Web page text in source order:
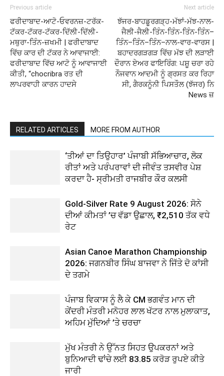
Previous article
ਫਰੀਦਾਬਾਦ-ਆਟੋ-ਓਵਰਨਜ਼-ਟਰੱਕ-
ਟੱਕਰ-ਟੱਕਰ-ਟੱਕਰ-ਦਿੱਲੀ-ਦਿੱਲੀ-
ਮਥੁਰਾ-ਤਿੰਨ-ਜ਼ਖਮੀ | ਫਰੀਦਾਬਾਦ
ਵਿੱਚ ਕਾਰ ਦੀ ਟੱਕਰ ਨੇ ਆਵਾਜਾਈ:
ਫਰੀਦਾਬਾਦ ਵਿੱਚ ਆਟੋ ਨੂੰ ਆਵਾਜਾਈ
ਕੀਤੀ, “chocribra ਰਤ ਦੀ
ਲਾਪਰਵਾਹੀ ਕਾਰਨ ਹਾਦਸੇ
Next article
ਝੱਜਰ-ਬਾਹਡੂਰਗੜ੍ਹ-ਮੱਝਾਂ-ਮੱਝ-ਨਾਲ-
ਜੈਲੀ-ਜੈਲੀ-ਤਿੰਨ-ਤਿੰਨ-ਤਿੰਨ-ਤਿੰਨ–
ਤਿੰਨ–ਤਿੰਨ–ਤਿੰਨ–ਨਾਲ-ਵਾਰ-ਵਾਰਸ |
ਬਹਾਦਰਗੜਗੜ ਵਿੱਚ ਮੱਝ ਦੀ ਲੜਾਈ
ਦੌਰਾਨ ਏਅਰ ਫਾਇਰਿੰਗ: ਪਸ਼ੂ ਚਰਾ ਰਹੇ
ਨੌਜਵਾਨ ਆਦਮੀ ਨੂੰ ਗ੍ਰਸਤ ਕਰ ਰਿਹਾ
ਸੀ, ਗੈਰਕਨੂੰਨੀ ਪਿਸਤੌਲ (ਝੱਜਰ) ਨਿ
News ਜ਼
RELATED ARTICLES MORE FROM AUTHOR
‘ਤੀਆਂ ਦਾ ਤਿਉਹਾਰ’ ਪੰਜਾਬੀ ਸੱਭਿਆਚਾਰ, ਲੋਕ
ਰੀਤਾਂ ਅਤੇ ਪਰੰਪਰਾਵਾਂ ਦੀ ਜੀਵੰਤ ਤਸਵੀਰ ਪੇਸ਼
ਕਰਦਾ ਹੈ- ਸ੍ਰੀਮਤੀ ਰਾਜਬੀਰ ਕੌਰ ਕਲਸੀ
Gold-Silver Rate 9 August 2026: ਸੋਨੇ
ਦੀਆਂ ਕੀਮਤਾਂ ’ਚ ਵੱਡਾ ਉਛਾਲ, ₹2,510 ਤੱਕ ਵਧੇ
ਰੇਟ
Asian Canoe Marathon Championship
2026: ਜਗਨਬੀਰ ਸਿੰਘ ਬਾਜਵਾ ਨੇ ਜਿੱਤੇ ਦੋ ਕਾਂਸੀ
ਦੇ ਤਗਮੇ
ਪੰਜਾਬ ਵਿਕਾਸ ਨੂੰ ਲੈ ਕੇ CM ਭਗਵੰਤ ਮਾਨ ਦੀ
ਕੇਂਦਰੀ ਮੰਤਰੀ ਮਨੋਹਰ ਲਾਲ ਖੱਟਰ ਨਾਲ ਮੁਲਾਕਾਤ,
ਅਹਿਮ ਮੁੱਦਿਆਂ ’ਤੇ ਚਰਚਾ
ਮੁੱਖ ਮੰਤਰੀ ਨੇ ਉੱਨਤ ਸਿਹਤ ਉਪਕਰਨਾਂ ਅਤੇ
ਬੁਨਿਆਦੀ ਢਾਂਚੇ ਲਈ 83.85 ਕਰੋੜ ਰੁਪਏ ਕੀਤੇ
ਜਾਰੀ